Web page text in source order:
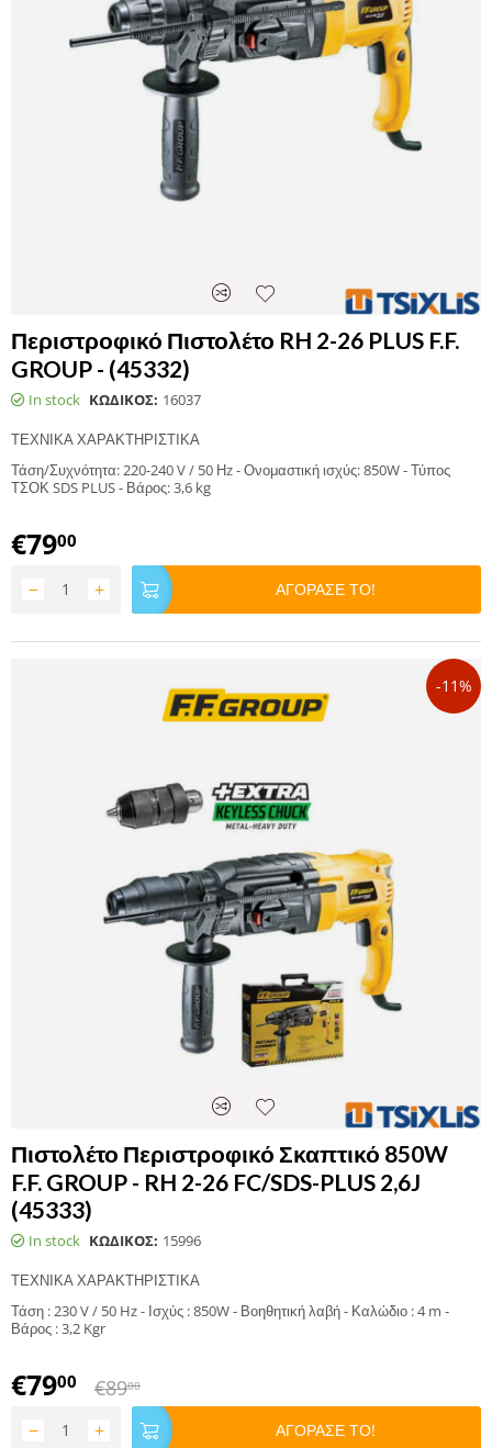
Περιστροφικό Πιστολέτο RH 2-26 PLUS F.F.
GROUP - (45332)
In stock ΚΩΔΙΚΟΣ: 16037
ΤΕΧΝΙΚΑ ΧΑΡΑΚΤΗΡΙΣΤΙΚΑ
Τάση/Συχνότητα: 220-240 V / 50 Ηz - Ονομαστική ισχύς: 850W - Τύπος
ΤΣΟΚ SDS PLUS - Βάρος: 3,6 kg
€7900
+
− ΑΓΟΡΑΣΕ ΤΟ!
-11%
Πιστολέτο Περιστροφικό Σκαπτικό 850W
F.F. GROUP - RH 2-26 FC/SDS-PLUS 2,6J
(45333)
In stock ΚΩΔΙΚΟΣ: 15996
ΤΕΧΝΙΚΑ ΧΑΡΑΚΤΗΡΙΣΤΙΚΑ
Τάση : 230 V / 50 Hz - Ισχύς : 850W - Βοηθητική λαβή - Καλώδιο : 4 m -
Βάρος : 3,2 Kgr
€7900 €8900
+
− ΑΓΟΡΑΣΕ ΤΟ!